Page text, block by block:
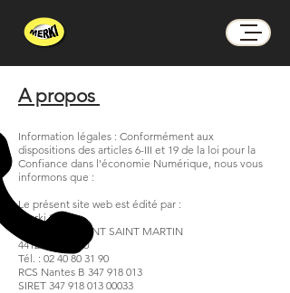
A propos
Information légales : Conformément aux
dispositions des articles 6-III et 19 de la loi pour la
Confiance dans l'économie Numérique, nous vous
informons que :
Le présent site web est édité par :
Merki SARL
50 route de PONT SAINT MARTIN
44120 VERTOU
Tél. : 02 40 80 31 90
RCS Nantes B 347 918 013
SIRET 347 918 013 00033